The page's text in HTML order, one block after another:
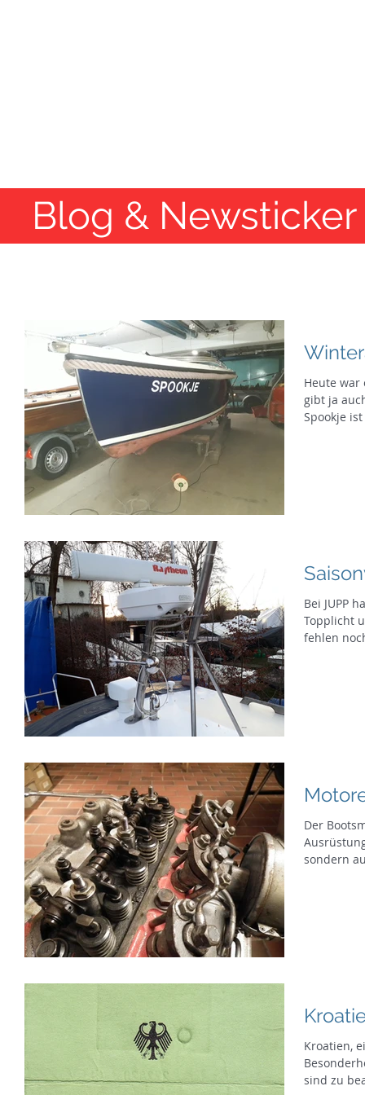
Blog & Newsticker
Heute war
gibt ja
Spookje
Bei JUPP
Topplicht
fehlen
Der
sondern
Kroatien,
sind zu